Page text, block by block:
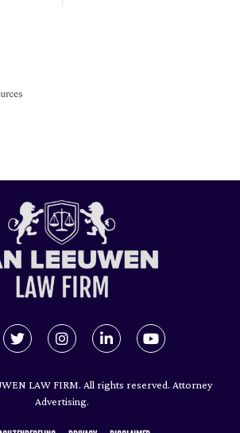
LAW FIRM. All rights reserved. Attorney
Advertising.